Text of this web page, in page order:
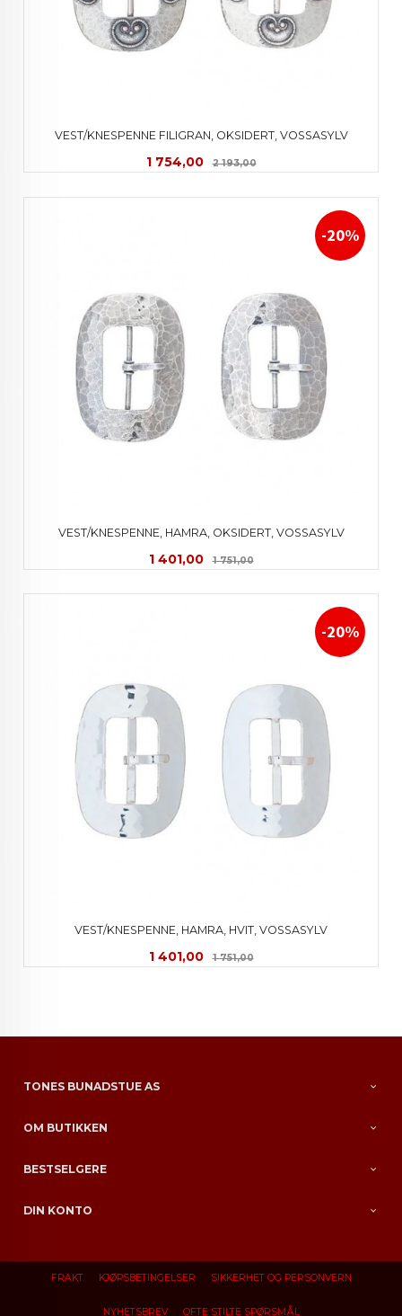
VEST/KNESPENNE FILIGRAN, OKSIDERT, VOSSASYLV
Tilbud
1 754,00 2 193,00Rabatt
VEST/KNESPENNE, HAMRA, OKSIDERT, VOSSASYLV
Tilbud
1 401,00 1 751,00Rabatt
-20%
VEST/KNESPENNE, HAMRA, HVIT, VOSSASYLV
Tilbud
1 401,00 1 751,00Rabatt
-20%
TONES BUNADSTUE AS
OM BUTIKKEN
BESTSELGERE
DIN KONTO
FRAKT KJØPSBETINGELSER SIKKERHET OG PERSONVERN
NYHETSBREV OFTE STILTE SPØRSMÅL